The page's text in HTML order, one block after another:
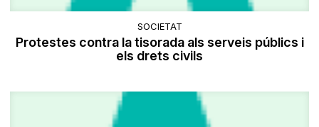
SOCIETAT
Protestes contra la tisorada als serveis públics i
els drets civils